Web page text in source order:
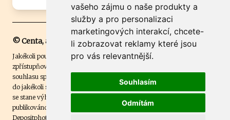
vašeho zájmu o naše produkty a
služby a pro personalizaci
marketingových interakcí, chcete-
li zobrazovat reklamy které jsou
pro vás relevantnější.
Souhlasím
Odmítám
© Centa, a.s.
Jakékoli použití obsahu včetně převzetí, šíření či dalšího užití a
zpřístupňování textových či obrazových materiálů bez písemného
souhlasu společnosti Centa,a.s. je zakázáno. Čtenář svým přihlášením
do jakékoli soutěže na našem webu dává souhlas s tím, že v případě, že
se stane výhercem této soutěže, může být jeho jméno na webu
publikováno. Centa, a.s. využívala licenci ČTK a využívá fotografie z
Depositphotos